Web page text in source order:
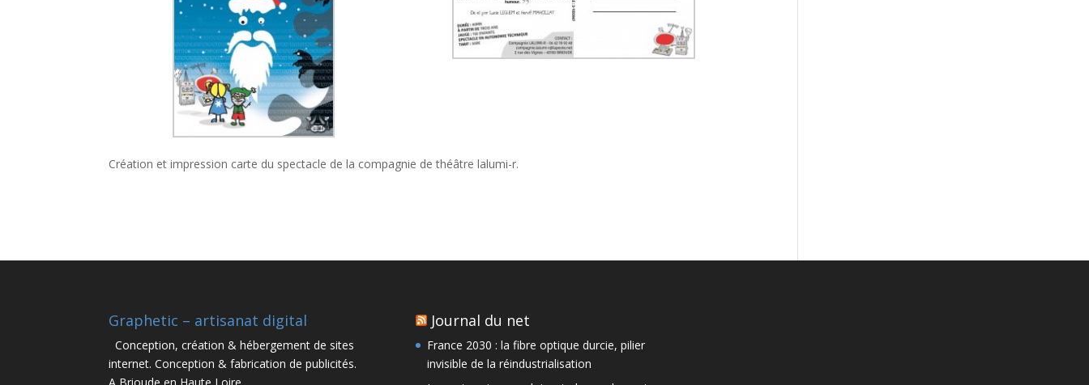
Création et impression carte du spectacle de la compagnie de théâtre lalumi-r.
Graphetic – artisanat digital
Conception, création & hébergement de sites
internet. Conception & fabrication de publicités.
A Brioude en Haute Loire
Journal du net
France 2030 : la fibre optique durcie, pilier
invisible de la réindustrialisation